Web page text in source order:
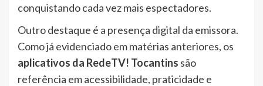
conquistando cada vez mais espectadores.
Outro destaque é a presença digital da emissora.
Como já evidenciado em matérias anteriores, os
aplicativos da RedeTV! Tocantins são
referência em acessibilidade, praticidade e